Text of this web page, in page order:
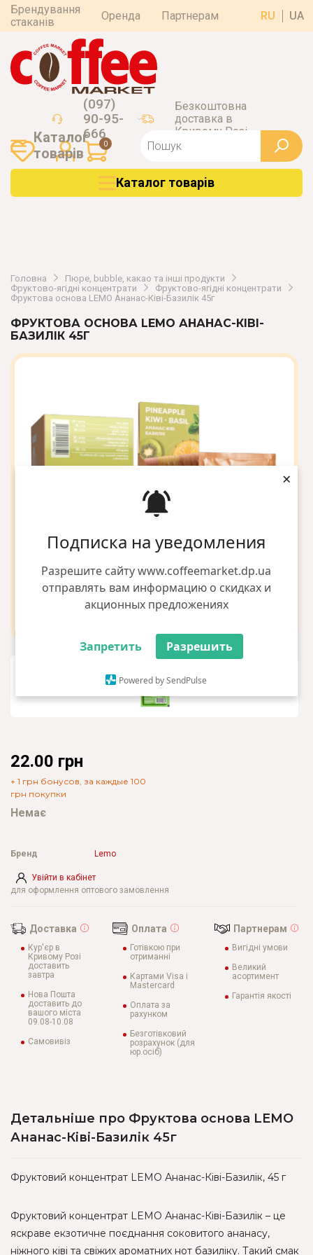
Подписка на уведомления
Разрешите сайту www.coffeemarket.dp.ua
отправлять вам информацию о скидках и
акционных предложениях
Запретить Разрешить
Powered by SendPulse
×
Брендування
стаканів
Оренда Партнерам RU UA
(097)
90-95-
666
Безкоштовна
доставка в
Кривому Розі
0
Каталог
товарiв
Каталог товарiв
Головна
Пюре, bubble, какао та інші продукти
Фруктово-ягідні концентрати
Фруктово-ягідні концентрати
Фруктова основа LEMO Ананас-Ківі-Базилік 45г
ФРУКТОВА ОСНОВА LEMO АНАНАС-КІВІ-
БАЗИЛІК 45Г
22.00 грн
+ 1 грн бонусов, за каждые 100
грн покупки
Немає
Увійти в кабінет
для оформлення оптового замовлення
Бренд Lemo
Доставка
Кур'єр в
Кривому Розі
доставить
завтра
Нова Пошта
доставить до
вашого міста
09.08-10.08
Самовивіз
Оплата
Готівкою при
отриманні
Картами Visa і
Mastercard
Оплата за
рахунком
Безготівковий
розрахунок (для
юр.осіб)
Партнерам
Вигідні умови
Великий
асортимент
Гарантія якості
Детальніше про Фруктова основа LEMO
Ананас-Ківі-Базилік 45г
Фруктовий концентрат LEMO Ананас-Ківі-Базилік, 45 г
Фруктовий концентрат LEMO Ананас-Ківі-Базилік – це
яскраве екзотичне поєднання соковитого ананасу,
ніжного ківі та свіжих ароматних нот базиліку. Такий смак